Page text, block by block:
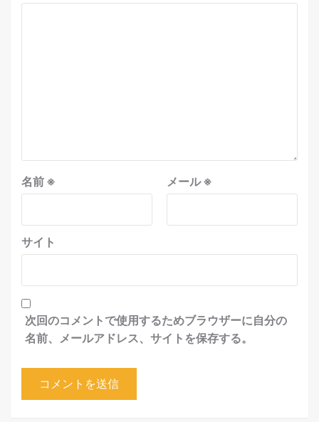
名前 ※ メール※
サイト
次回のコメントで使用するためブラウザーに自分の
名前、メールアドレス、サイトを保存する。